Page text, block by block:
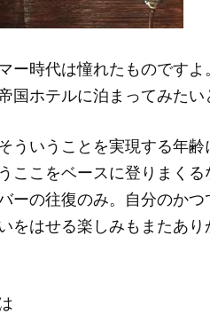
ー時代は憧れたものですよ。
国ホテルに泊まってみたい
ういうことを実現する年
ここをベースに登りまく
ーの往復のみ。自分のか
をはせる楽しみもまたあ